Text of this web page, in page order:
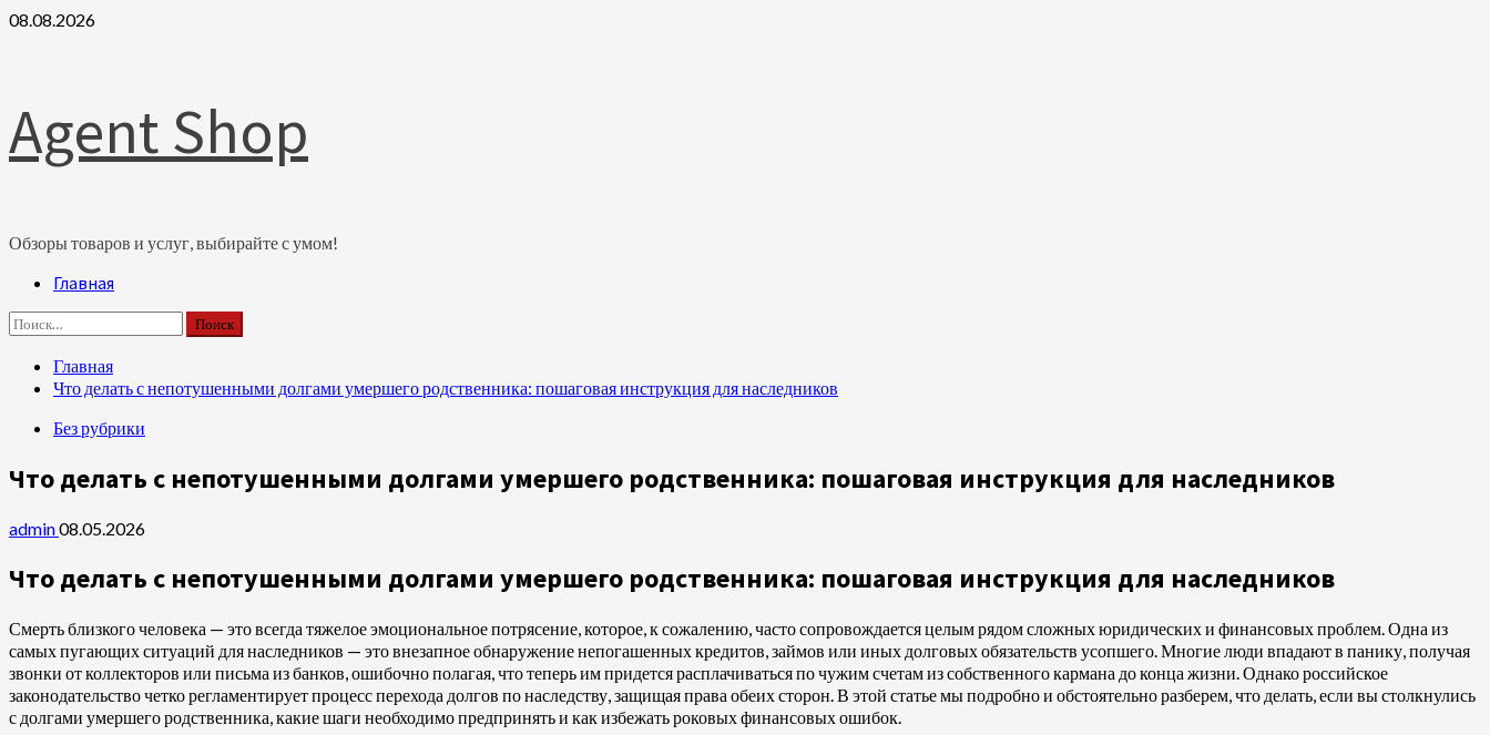
Перейти
08.08.2026
Agent Shop
Обзоры товаров и услуг, выбирайте с умом!
ОсновноеГлавная
Найти:
Главная
Что делать с непотушенными долгами умершего родственника: пошаговая инструкция для наследников
Без рубрики
Что делать с непотушенными долгами умершего родственника: пошаговая инструкция для наследников
admin08.05.2026
Что делать с непотушенными долгами умершего родственника: пошаговая инструкция для наследников
Смерть близкого человека — это всегда тяжелое эмоциональное потрясение, которое, к сожалению, часто сопровождается целым рядом сложных юридических и финансовых проблем. Одна из
самых пугающих ситуаций для наследников — это внезапное обнаружение непогашенных кредитов, займов или иных долговых обязательств усопшего. Многие люди впадают в панику, получая
звонки от коллекторов или письма из банков, ошибочно полагая, что теперь им придется расплачиваться по чужим счетам из собственного кармана до конца жизни. Однако российское
законодательство четко регламентирует процесс перехода долгов по наследству, защищая права обеих сторон. В этой статье мы подробно и обстоятельно разберем, что делать, если вы столкнулись
с долгами умершего родственника, какие шаги необходимо предпринять и как избежать роковых финансовых ошибок.